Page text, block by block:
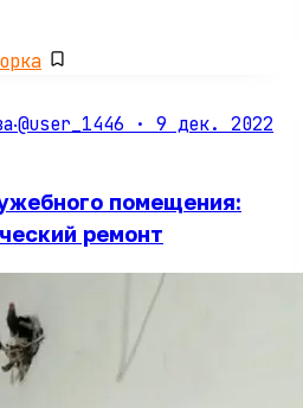
·@user_1446 · 9 дек. 2022
помещения:
ремонт